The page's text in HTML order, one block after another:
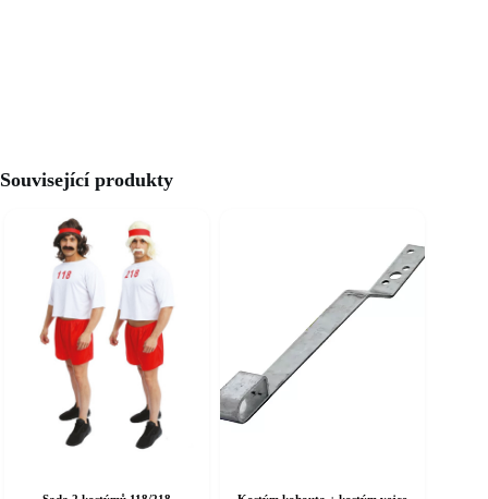
Související produkty